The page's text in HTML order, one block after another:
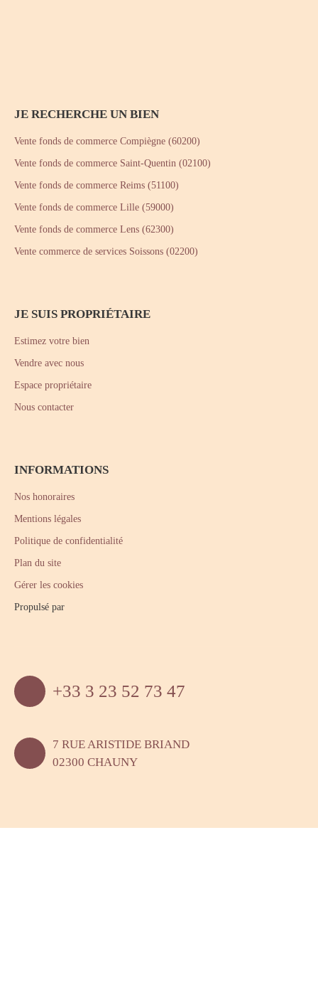
JE RECHERCHE UN BIEN
Vente fonds de commerce Compiègne (60200)
Vente fonds de commerce Saint-Quentin (02100)
Vente fonds de commerce Reims (51100)
Vente fonds de commerce Lille (59000)
Vente fonds de commerce Lens (62300)
Vente commerce de services Soissons (02200)
JE SUIS PROPRIÉTAIRE
Estimez votre bien
Vendre avec nous
Espace propriétaire
Nous contacter
INFORMATIONS
Nos honoraires
Mentions légales
Politique de confidentialité
Plan du site
Gérer les cookies
Propulsé par
+33 3 23 52 73 47
7 RUE ARISTIDE BRIAND
02300 CHAUNY